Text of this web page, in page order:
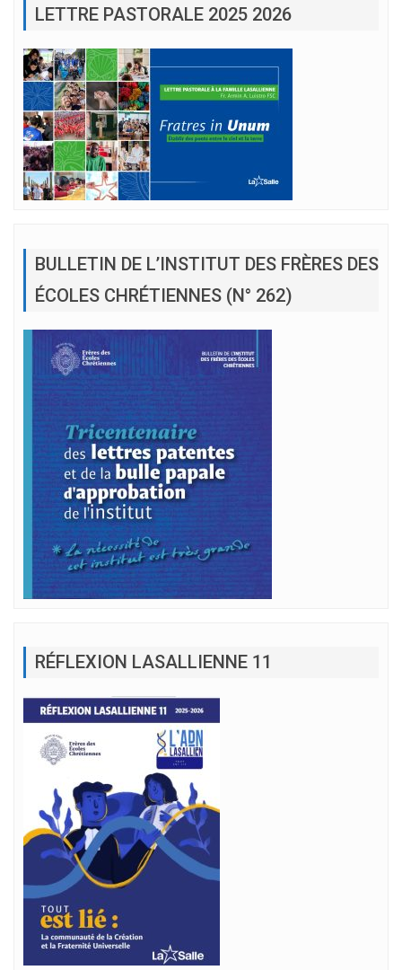
LETTRE PASTORALE 2025 2026
BULLETIN DE L’INSTITUT DES FRÈRES DES
ÉCOLES CHRÉTIENNES (N° 262)
RÉFLEXION LASALLIENNE 11